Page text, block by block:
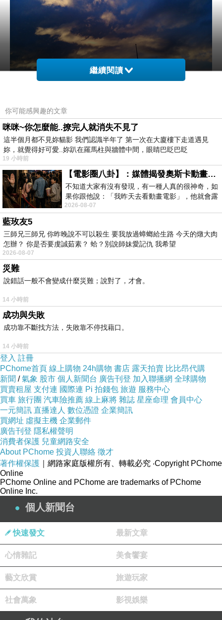
沿著公路與 GPS指引，在天空泛起紅霞的時刻順
利抵達 Hofn ，這兒也是一處由農場主人經營的家
庭式民宿，圈養的冰島馬一臉狐疑地打量我這個
陌生人
辦妥住宿，卸下行李，先去 Hofn
間餐廳，不是為了來這兒吃
看：電影「白日夢冒險王
蹤飄乎難以捉摸的男配角西恩潘，以及拍片劇組
大批人馬曾經享用龍
Humarhöfnin
Veitingahús。龍蝦餐是此地的招牌菜，從台灣
發之前 ，我曾 經
口胃的三道式菜色
不起，吃一餐會立刻破產 ，也打消了預約訂位用
餐的無限奢望
繼續閱讀
你可能感興趣的文章
咪咪~你怎麼能..撩完人就消失不見了
這半個月都不見妳貓影 我們認識半年了 第一次在大廈樓下走道遇見
妳，就覺得好可愛..妳趴在羅馬柱與牆體中間，眼睛巴眨巴眨
19 小時前
【電影圈八卦】：媒體揭發奧斯卡動畫項目投票醜聞！好萊塢為什麼看不起動畫電影？
不知道大家有沒有發現，有一種人真的很神奇，如
果你跟他說：「我昨天去看動畫電影」，他就會露
出一種慈祥的微笑，然後問你是不是陪小
2026-08-07
藍玫友5
三師兄三師兄 你昨晚說不可以殺生 要我放過蟑螂給生路 今天的燉大肉
怎辦？ 你是否要虔誠茹素？ 蛤？別說師妹愛記仇 我希望
2026-08-07
災難
說錯話一般不會變成什麼災難；說對了，才會。
14 小時前
成功與失敗
成功靠不斷找方法，失敗靠不停找藉口。
14 小時前
登入 註冊
PChome首頁 線上購物 24h購物 書店 露天拍賣 比比昂代購
新聞 /氣象 股市 個人新聞台 廣告刊登 加入聯播網 全球購物
買賣租屋 支付連 國際連 Pi 拍錢包 旅遊 服務中心
買車 旅行團 汽車險推薦 線上麻將 雜誌 星座命理 會員中心
一元簡訊 直播達人 數位憑證 企業簡訊
買網址 虛擬主機 企業郵件
廣告刊登 隱私權聲明
消費者保護 兒童網路安全
About PChome 投資人聯絡 徵才
著作權保護 ｜網路家庭版權所有、轉載必究 ‧Copyright PChome
Online
PChome Online and PChome are trademarks of PChome
Online Inc.
個人新聞台
快速發文 最新文章
心情雜記 美食饗宴
藝文欣賞 旅遊玩家
社會萬象 影視娛樂